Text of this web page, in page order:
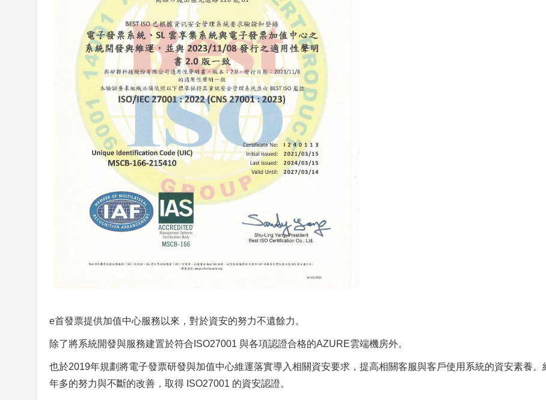
e首發票提供加值中心服務以來，對於資安的努力不遺餘力。
除了將系統開發與服務建置於符合ISO27001 與各項認證合格的AZURE雲端機房外。
也於2019年規劃將電子發票研發與加值中心維運落實導入相關資安要求，提高相關客服與客戶使用系統的資安素養。
年多的努力與不斷的改善，取得 ISO27001 的資安認證。